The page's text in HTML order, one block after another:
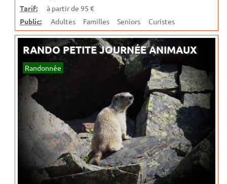
Tarif:
à partir de 95 €
Public:
Adultes Familles Seniors Curistes
RANDO PETITE JOURNÉE ANIMAUX
Randonnée